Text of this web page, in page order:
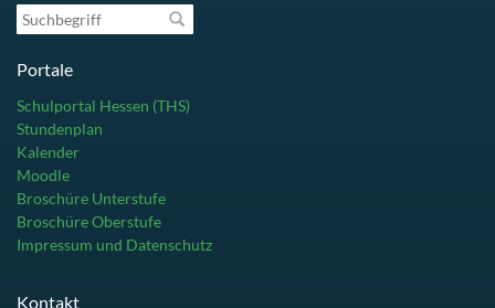
Suchbegriff
Portale
Schulportal Hessen (THS)
Stundenplan
Kalender
Moodle
Broschüre Unterstufe
Broschüre Oberstufe
Impressum und Datenschutz
Kontakt